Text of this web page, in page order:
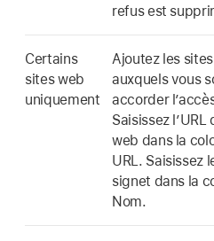
refus est
Certains
sites web
uniquement
Ajoutez les
auxquels vous
accorder
Saisissez l’URL
web dans la
URL. Saisissez
signet dans la
Nom.